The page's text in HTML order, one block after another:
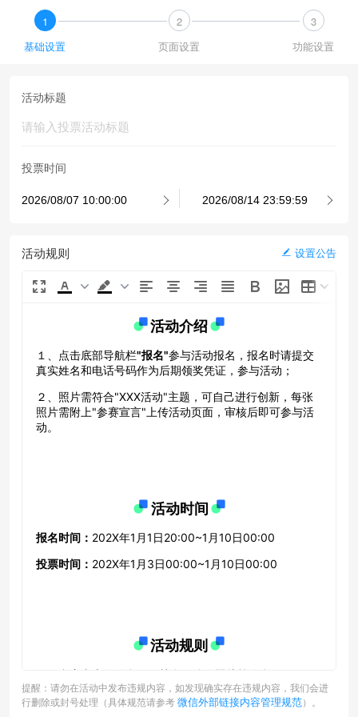
1
基础设置
2
页面设置
3
功能设置
活动标题
投票时间
活动规则 设置公告
提醒：请勿在活动中发布违规内容，如发现确实存在违规内容，我们会进
行删除或封号处理（具体规范请参考微信外部链接内容管理规范）。